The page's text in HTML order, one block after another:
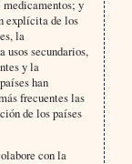
y
explícita de los
la
usos secundarios,
y la
han
frecuentes las
de los países
con la